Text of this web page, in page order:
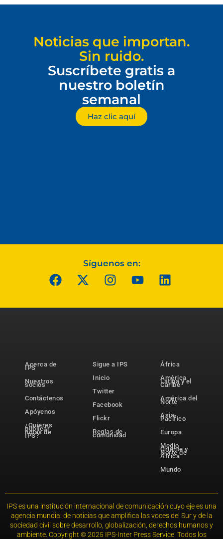
Noticias que importan.
Sin ruido.
Suscríbete gratis a
nuestro boletín
semanal
Haz clic aquí
Síguenos en:
Acerca de
IPS
Nuestros
socios
Contáctenos
Apóyenos
¿Quieres
publicar
notas de
IPS?
Sigue a IPS
Inicio
Twitter
Facebook
Flickr
Reglas de
comunidad
África
América
Latina y el
Caribe
América del
Norte
Asia-
Pacífico
Europa
Medio
Oriente y
Norte de
África
Mundo
IPS es una institución internacional de comunicación cuyo eje es una
agencia mundial de noticias que amplifica las voces del Sur y de la
sociedad civil sobre desarrollo, globalización, derechos humanos y
ambiente. Copyright © 2025 IPS-Inter Press Service. Todos los